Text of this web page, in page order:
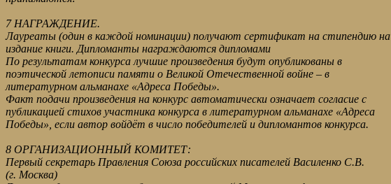
7 НАГРАЖДЕНИЕ.
Лауреаты (один в каждой номинации) получают сертификат на стипендию на
издание книги. Дипломанты награждаются дипломами
По результатам конкурса лучшие произведения будут опубликованы в
поэтической летописи памяти о Великой Отечественной войне – в
литературном альманахе «Адреса Победы».
Факт подачи произведения на конкурс автоматически означает согласие с
публикацией стихов участника конкурса в литературном альманахе «Адреса
Победы», если автор войдёт в число победителей и дипломантов конкурса.
8 ОРГАНИЗАЦИОННЫЙ КОМИТЕТ:
Первый секретарь Правления Союза российских писателей Василенко С.В.
(г. Москва)